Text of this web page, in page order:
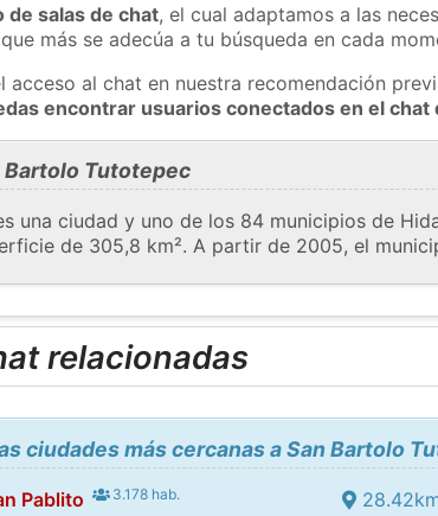
de salas de chat, el cual adaptamos a las
más se adecúa a tu búsqueda en cada
al chat en nuestra recomendación
encontrar usuarios conectados en el
Bartolo Tutotepec
una ciudad y uno de los 84 municipios de
de 305,8 km². A partir de 2005, el
relacionadas
ciudades más cercanas a San Bartolo
Pablito 3.178 hab.